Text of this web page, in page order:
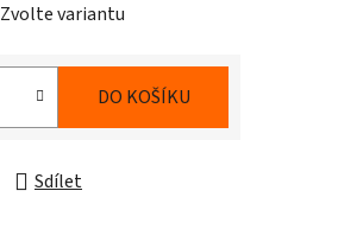
Zvolte variantu
DO KOŠÍKU
Sdílet